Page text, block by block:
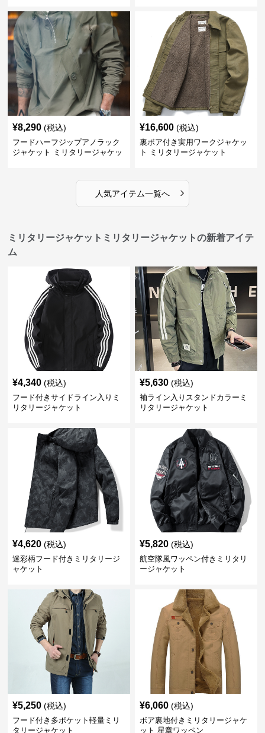
¥8,290 (税込)
フードハーフジップアノラック
ジャケット ミリタリージャケッ
¥16,600 (税込)
裏ボア付き実用ワークジャケッ
ト ミリタリージャケット
人気アイテム一覧へ ›
ミリタリージャケットミリタリージャケットの新着アイテ
ム
¥4,340 (税込)
フード付きサイドライン入りミ
リタリージャケット
¥5,630 (税込)
袖ライン入りスタンドカラーミ
リタリージャケット
¥4,620 (税込)
迷彩柄フード付きミリタリージ
ャケット
¥5,820 (税込)
航空隊風ワッペン付きミリタリ
ージャケット
¥5,250 (税込)
フード付き多ポケット軽量ミリ
タリージャケット
¥6,060 (税込)
ボア裏地付きミリタリージャケ
ット 星章ワッペン